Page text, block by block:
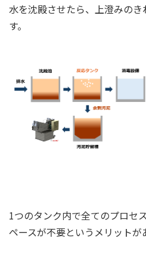
水を沈殿させたら、上澄みの
す。
1つのタンク内で全てのプロセ
ペースが不要というメリットが